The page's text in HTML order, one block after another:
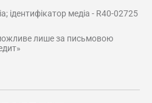
ідентифікатор медіа - R40-02725
лише за письмовою